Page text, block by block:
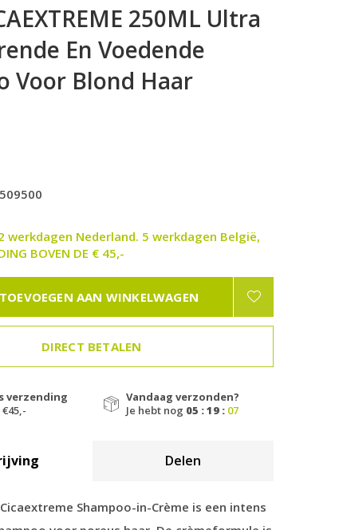
250ML Ultra
En Voedende
Voor Blond Haar
werkdagen Nederland. 5 werkdagen België,
BOVEN DE € 45,-
TOEVOEGEN AAN WINKELWAGEN
DIRECT BETALEN
verzending
Vandaag verzonden?
Je hebt nog 05 : 19 : 06
Delen
Shampoo-in-Crème is een intens